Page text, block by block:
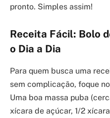
pronto. Simples assim!
Receita Fácil: Bolo
o Dia a Dia
Para quem busca uma
sem complicação, foque
Uma boa massa puba
xícara de açúcar, 1/2